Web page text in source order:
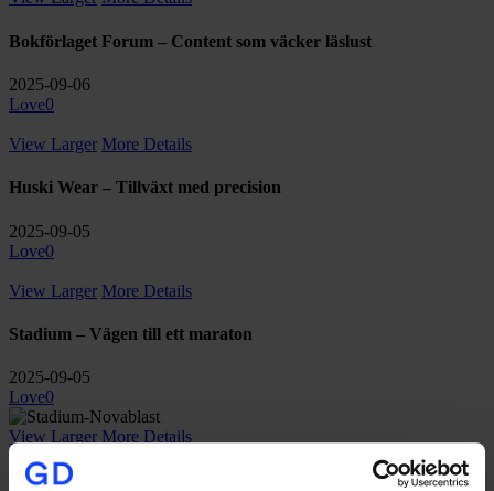
Bokförlaget Forum – Content som väcker läslust
2025-09-06
Love0
View Larger More Details
Huski Wear – Tillväxt med precision
2025-09-05
Love0
View Larger More Details
Stadium – Vägen till ett maraton
2025-09-05
Love0
View Larger More Details
Stadium – AR-spel för löparskor